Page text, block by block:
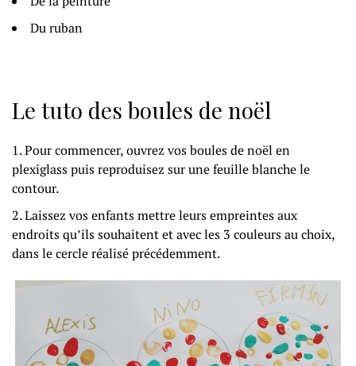
Du ruban
Le tuto des boules de noël
Pour commencer, ouvrez vos boules de noël en
plexiglass puis reproduisez sur une feuille blanche le
contour.
Laissez vos enfants mettre leurs empreintes aux
endroits qu’ils souhaitent et avec les 3 couleurs au choix,
dans le cercle réalisé précédemment.